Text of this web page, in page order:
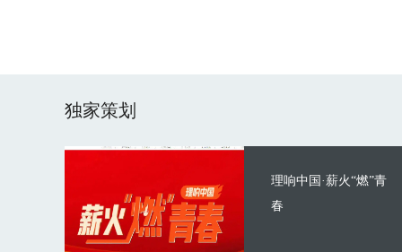
独家策划
理响中国·薪火“燃”青
春